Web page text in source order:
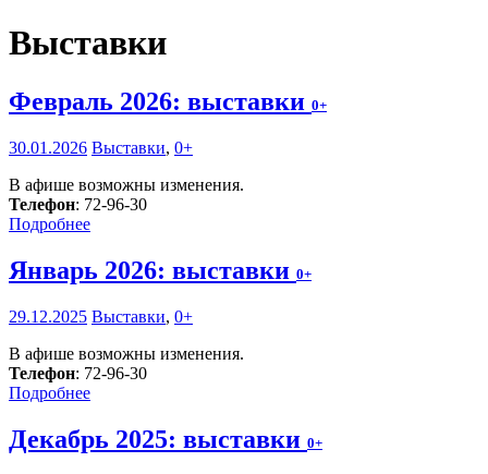
Выставки
Февраль 2026: выставки 0+
30.01.2026 Выставки, 0+
В афише возможны изменения.
Телефон: 72-96-30
Подробнее
Январь 2026: выставки 0+
29.12.2025 Выставки, 0+
В афише возможны изменения.
Телефон: 72-96-30
Подробнее
Декабрь 2025: выставки 0+